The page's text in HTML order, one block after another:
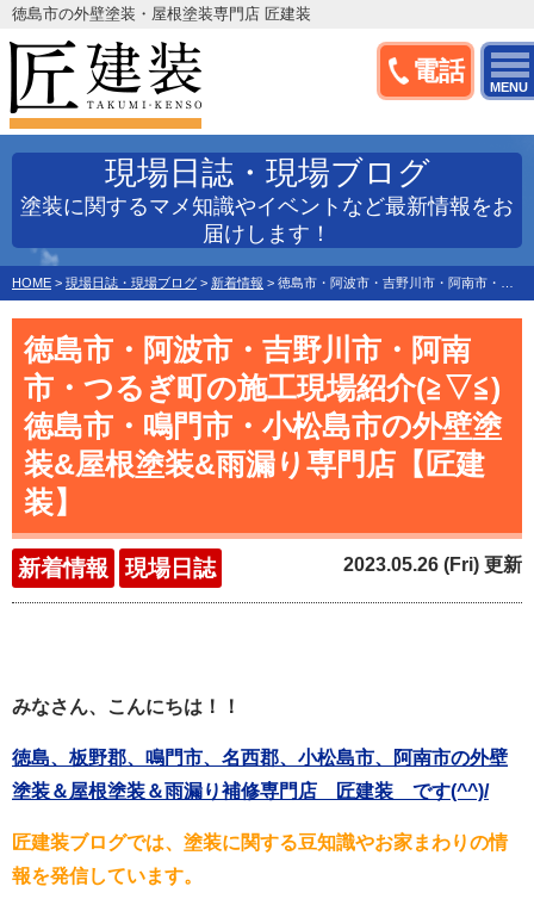
電話
MENU
徳島市の外壁塗装・屋根塗装専門店 匠建装
現場日誌・現場ブログ
塗装に関するマメ知識やイベントなど最新情報をお
届けします！
HOME > 現場日誌・現場ブログ > 新着情報 > 徳島市・阿波市・吉野川市・阿南市・つるぎ町の施工現場紹介(≧▽≦)徳島市・鳴門市・小松島市の外壁塗装&屋根塗装&雨漏り専門店【匠建装】
徳島市・阿波市・吉野川市・阿南
市・つるぎ町の施工現場紹介(≧▽≦)
徳島市・鳴門市・小松島市の外壁塗
装&屋根塗装&雨漏り専門店【匠建
装】
新着情報 現場日誌 2023.05.26 (Fri) 更新
みなさん、こんにちは！！
徳島、板野郡、鳴門市、名西郡、小松島市、阿南市の外壁
塗装＆屋根塗装＆雨漏り補修専門店 匠建装 です(^^)/
匠建装ブログでは、塗装に関する豆知識やお家まわりの情
報を発信しています。